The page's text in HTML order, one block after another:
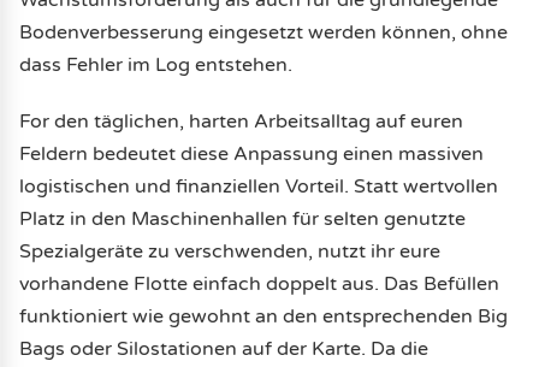
Bodenverbesserung eingesetzt werden können, ohne
dass Fehler im Log entstehen.
For den täglichen, harten Arbeitsalltag auf euren
Feldern bedeutet diese Anpassung einen massiven
logistischen und finanziellen Vorteil. Statt wertvollen
Platz in den Maschinenhallen für selten genutzte
Spezialgeräte zu verschwenden, nutzt ihr eure
vorhandene Flotte einfach doppelt aus. Das Befüllen
funktioniert wie gewohnt an den entsprechenden Big
Bags oder Silostationen auf der Karte. Da die